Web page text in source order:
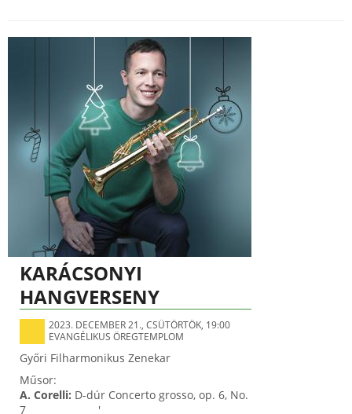
KARÁCSONYI
HANGVERSENY
2023. DECEMBER 21., CSÜTÖRTÖK, 19:00
EVANGÉLIKUS ÖREGTEMPLOM
Győri Filharmonikus Zenekar
Műsor:
A. Corelli: D-dúr Concerto grosso, op. 6, No.
7 '